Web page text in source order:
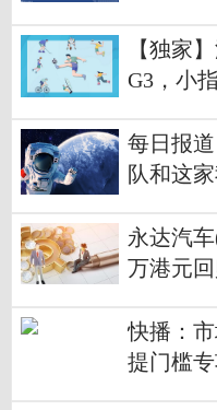
【独家
G3，小
每日报
队和这
永达汽
万港元
快播：
提门槛